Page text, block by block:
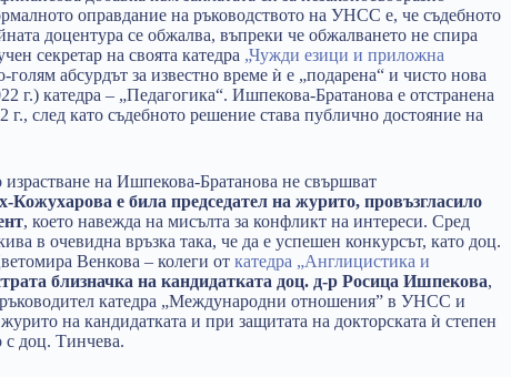
оправдание на ръководството на УНСС е, че съдебното
доцентура се обжалва, въпреки че обжалването не спира
секретар на своята катедра „Чужди езици и приложна
голям абсурдът за известно време ѝ е „подарена“ и чисто нова
г.) катедра – „Педагогика“. Ишпекова-Братанова е отстранена
г., след като съдебното решение става публично достояние на
на Ишпекова-Братанова не свършват
Кожухарова е била председател на журито, провъзгласило
, което навежда на мисълта за конфликт на интереси. Сред
в очевидна връзка така, че да е успешен конкурсът, като доц.
Венкова – колеги от катедра „Англицистика и
близначка на кандидатката доц. д-р Росица Ишпекова,
катедра „Международни отношения” в УНСС и
на кандидатката и при защитата на докторската ѝ степен
с доц. Тинчева.